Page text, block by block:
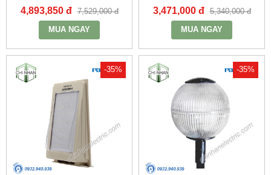
PSOGA20L - PARAGON
4,893,850 đ 7,529,000 đ
MUA NGAY
PSOWB1065 - PARAGON
3,471,000 đ 5,340,000 đ
MUA NGAY
-35% -35%